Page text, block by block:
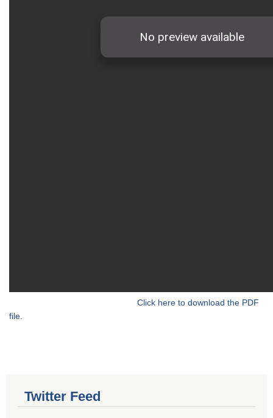
Click here to download the PDF
file.
Twitter Feed